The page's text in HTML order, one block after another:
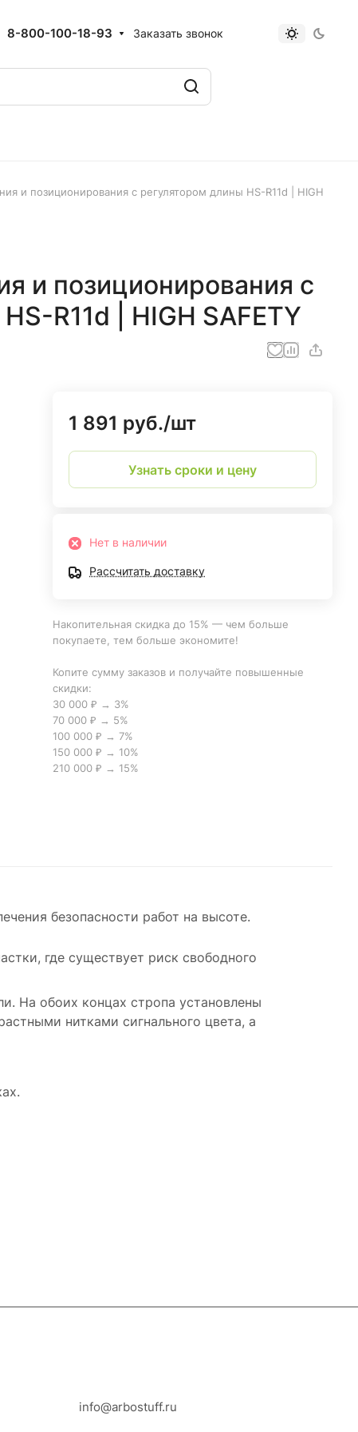
8-800-100-18-93 Заказать звонок
и позиционирования с регулятором длины HS-R11d | HIGH
и позиционирования с
R11d | HIGH SAFETY
1 891 руб./шт
Узнать сроки и цену
Нет в наличии
Рассчитать доставку
Накопительная скидка до 15% — чем больше
покупаете, тем больше экономите!
Копите сумму заказов и получайте повышенные
скидки:
30 000 ₽ → 3%
70 000 ₽ → 5%
100 000 ₽ → 7%
150 000 ₽ → 10%
210 000 ₽ → 15%
безопасности работ на высоте.
где существует риск свободного
На обоих концах стропа установлены
нитками сигнального цвета, а
info@arbostuff.ru